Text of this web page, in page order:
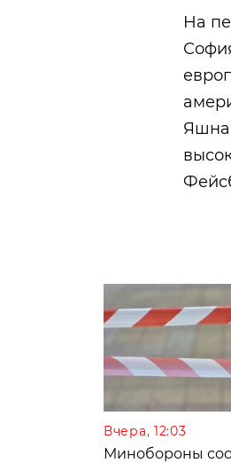
На
Вчера, 12:03
Минобороны